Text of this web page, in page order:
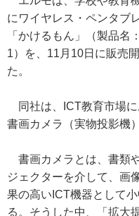
にワイヤレス・ペンタブ
「かけるもん」（製品名
1）を、11月10日に販売
た。
同社は、ICT教育市場に
書画カメラ（実物投影機
書画カメラとは、書類
ジェクターを介して、画
果の高いICT機器として
る。そうした中、「拡大